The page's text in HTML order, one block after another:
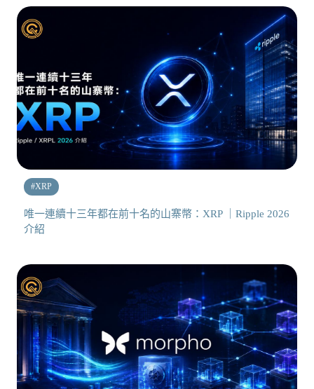
#XRP
唯一連續十三年都在前十名的山寨幣：XRP ｜Ripple 2026
介紹